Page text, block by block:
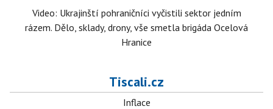
Video: Ukrajinští pohraničníci vyčistili sektor jedním
rázem. Dělo, sklady, drony, vše smetla brigáda Ocelová
Hranice
Tiscali.cz
Inflace